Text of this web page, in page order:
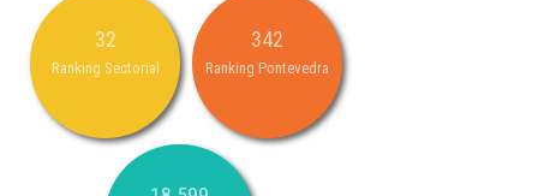
32
Ranking Sectorial
342
Ranking Pontevedra